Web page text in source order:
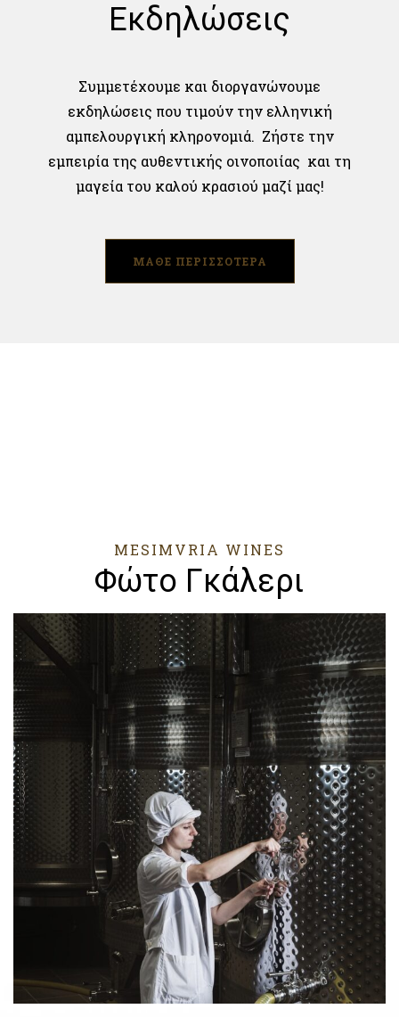
Εκδηλώσεις
Συμμετέχουμε και διοργανώνουμε
εκδηλώσεις που τιμούν την ελληνική
αμπελουργική κληρονομιά. Ζήστε την
εμπειρία της αυθεντικής οινοποιίας και τη
μαγεία του καλού κρασιού μαζί μας!
ΜΑΘΕ ΠΕΡΙΣΣΟΤΕΡΑ
MESIMVRIA WINES
Φώτο Γκάλερι